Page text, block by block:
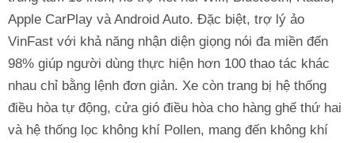
Apple CarPlay và Android Auto. Đặc biệt, trợ lý ảo
VinFast với khả năng nhận diện giọng nói đa miền đến
98% giúp người dùng thực hiện hơn 100 thao tác khác
nhau chỉ bằng lệnh đơn giản. Xe còn trang bị hệ thống
điều hòa tự động, cửa gió điều hòa cho hàng ghế thứ hai
và hệ thống lọc không khí Pollen, mang đến không khí